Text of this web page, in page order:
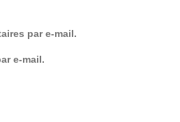
par e-mail.
e-mail.